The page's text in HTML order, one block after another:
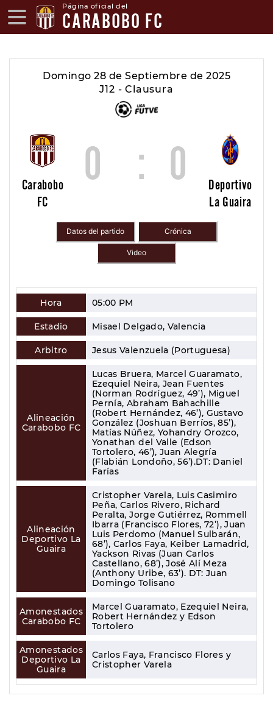
Página oficial del
CARABOBO FC
Domingo 28 de Septiembre de 2025
J12 - Clausura
Carabobo
FC
0 : 0
Deportivo
La Guaira
Datos del partido Crónica
Video
Hora 05:00 PM
Estadio Misael Delgado, Valencia
Arbitro Jesus Valenzuela (Portuguesa)
Alineación
Carabobo FC
Lucas Bruera, Marcel Guaramato,
Ezequiel Neira, Jean Fuentes
(Norman Rodríguez, 49’), Miguel
Pernía, Abraham Bahachille
(Robert Hernández, 46’), Gustavo
González (Joshuan Berríos, 85’),
Matías Núñez, Yohandry Orozco,
Yonathan del Valle (Edson
Tortolero, 46’), Juan Alegría
(Flabián Londoño, 56’).DT: Daniel
Farías
Alineación
Deportivo La
Guaira
Cristopher Varela, Luis Casimiro
Peña, Carlos Rivero, Richard
Peralta, Jorge Gutiérrez, Rommell
Ibarra (Francisco Flores, 72’), Juan
Luis Perdomo (Manuel Sulbarán,
68’), Carlos Faya, Keiber Lamadrid,
Yackson Rivas (Juan Carlos
Castellano, 68’), José Alí Meza
(Anthony Uribe, 63’). DT: Juan
Domingo Tolisano
Amonestados
Carabobo FC
Marcel Guaramato, Ezequiel Neira,
Robert Hernández y Edson
Tortolero
Amonestados
Deportivo La
Guaira
Carlos Faya, Francisco Flores y
Cristopher Varela